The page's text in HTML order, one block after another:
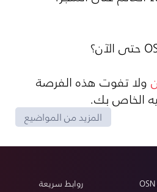
ولا تفوت هذه الفرصة
الخاص بك.
المزيد من المواضيع
روابط سريعة